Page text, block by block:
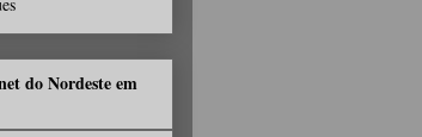
do Nordeste em